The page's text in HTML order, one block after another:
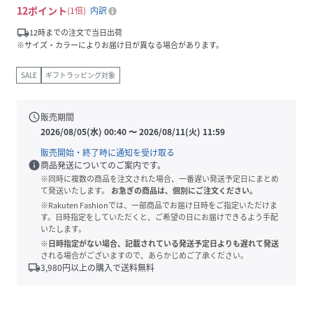
12ポイント 1倍
内訳
local_shipping12時までの注文で当日出荷
※サイズ・カラーによりお届け日が異なる場合があります。
SALE ギフトラッピング対象
schedule販売期間
2026/08/05(水) 00:40〜2026/08/11(火) 11:59
販売開始・終了時に通知を受け取る
info商品発送についてのご案内です。
※同時に複数の商品を注文された場合、一番遅い発送予定日にまとめ
て発送いたします。
お急ぎの商品は、個別にご注文ください。
※Rakuten Fashionでは、一部商品でお届け日時をご指定いただけま
す。日時指定をしていただくと、ご希望の日にお届けできるよう手配
いたします。
※日時指定がない場合、記載されている発送予定日よりも遅れて発送
される場合がございますので、あらかじめご了承ください。
local_shipping3,980円以上の購入で送料無料